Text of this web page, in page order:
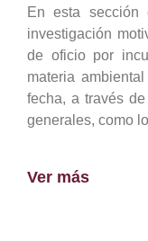
En esta sección
investigación
de oficio por
materia
fecha, a través
generales, como
Ver más